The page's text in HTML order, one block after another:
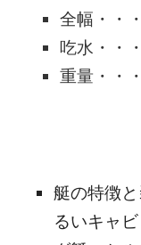
全幅・・
吃水・・
重量・・
艇の特徴
るいキャ